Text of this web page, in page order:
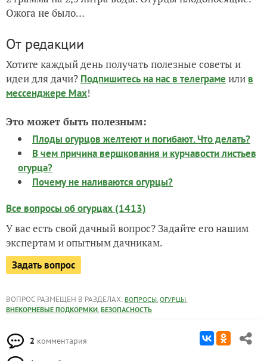
Ожога не было…
От редакции
Хотите каждый день получать полезные советы и
идеи для дачи? Подпишитесь на нас в телеграме или в
мессенджере Max!
Это может быть полезным:
Плоды огурцов желтеют и погибают. Что делать?
В чем причина вершкования и курчавости листьев
огурца?
Почему не наливаются огурцы?
Все вопросы об огурцах (1413)
У вас есть свой дачный вопрос? Задайте его нашим
экспертам и опытным дачникам.
Задать вопрос
ВОПРОС РАЗМЕЩЕН В РАЗДЕЛАХ: ВОПРОСЫ, ОГУРЦЫ,
ВНЕКОРНЕВЫЕ ПОДКОРМКИ, БЕЗОПАСНОСТЬ
2 комментария